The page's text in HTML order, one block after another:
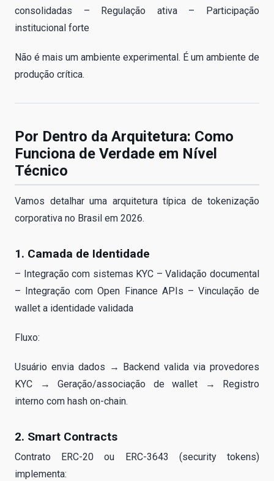
consolidadas – Regulação ativa – Participação
institucional forte
Não é mais um ambiente experimental. É um ambiente de
produção crítica.
Por Dentro da Arquitetura: Como
Funciona de Verdade em Nível
Técnico
Vamos detalhar uma arquitetura típica de tokenização
corporativa no Brasil em 2026.
1. Camada de Identidade
– Integração com sistemas KYC – Validação documental
– Integração com Open Finance APIs – Vinculação de
wallet a identidade validada
Fluxo:
Usuário envia dados → Backend valida via provedores
KYC → Geração/associação de wallet → Registro
interno com hash on-chain.
2. Smart Contracts
Contrato ERC-20 ou ERC-3643 (security tokens)
implementa: